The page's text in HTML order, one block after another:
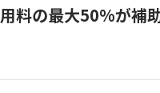
用料の最大50%が補